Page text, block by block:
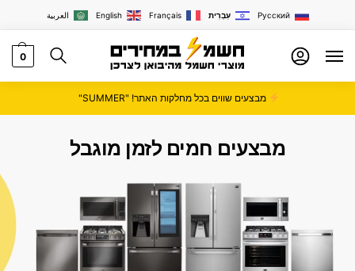
العربية English Français עִבְרִית Русский
0
מבצעים שווים בכל מחלקות האתר! "SUMMER"
מבצעים חמים לזמן מוגבל